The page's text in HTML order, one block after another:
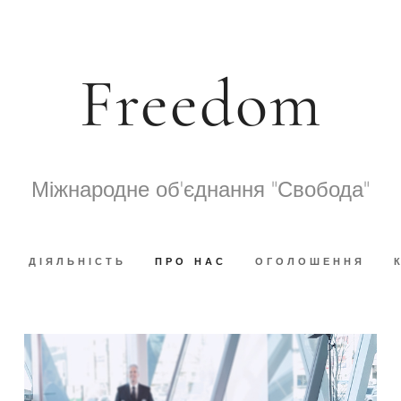
Freedom
Міжнародне об'єднання "Свобода"
ДІЯЛЬНІСТЬ ПРО НАС ОГОЛОШЕННЯ